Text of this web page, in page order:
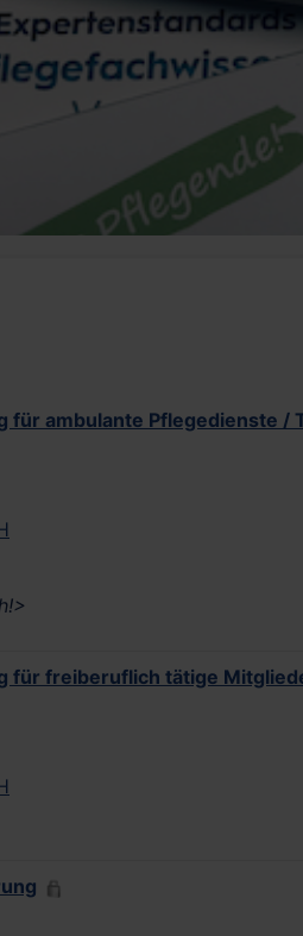
ambulante Pflegedienste /
für freiberuflich tätige